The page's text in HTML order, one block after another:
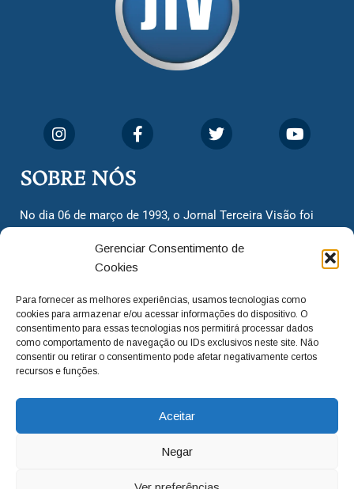
Gerenciar Consentimento de
Cookies
Para fornecer as melhores experiências, usamos tecnologias como
cookies para armazenar e/ou acessar informações do dispositivo. O
consentimento para essas tecnologias nos permitirá processar dados
como comportamento de navegação ou IDs exclusivos neste site. Não
consentir ou retirar o consentimento pode afetar negativamente certos
recursos e funções.
Aceitar
Negar
SOBRE NÓS
No dia 06 de março de 1993, o Jornal Terceira Visão foi
cidadãos valinhenses, já que naquela época só existiam
dois jornais. Há mais de 30 anos, o jornal continua
com o foco de trazer as melhores notícias. Nunca
deixamos de lado as necessidades do cidadão, sempre
questionando os órgãos públicos em busca de melhorias
para a cidade e sempre cobrando resoluções para casos
adm@jtv.com.br
(19) 3929-6225